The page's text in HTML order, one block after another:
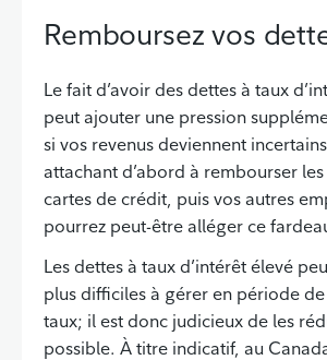
Remboursez vos
Le fait d’avoir des dettes à taux
peut ajouter une pression
si vos revenus deviennent
attachant d’abord à rembourser
cartes de crédit, puis vos autres
pourrez peut-être alléger ce
Les dettes à taux d’intérêt élevé
plus difficiles à gérer en période de
taux; il est donc judicieux de les
possible. À titre indicatif, au